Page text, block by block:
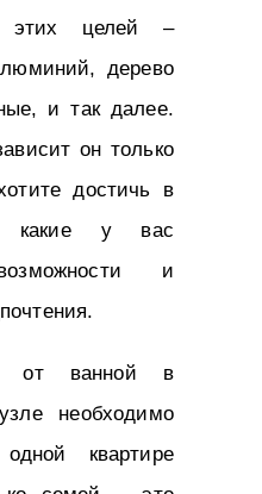
этих целей –
дерево
и так далее.
он только
достичь в
какие у вас
и
от ванной в
необходимо
квартире